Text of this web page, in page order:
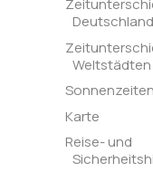
Deutschland
Weltstädten
Sonnenzeiten
Karte
Reise- und